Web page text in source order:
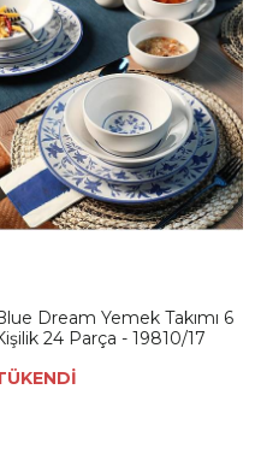
Dream Yemek Takımı 6
24 Parça - 19810/17